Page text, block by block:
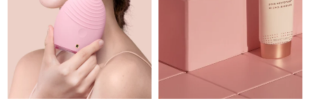
Singapur 8/11/26
Eslovaquia 8/9/26
Eslovenia Entrega prevista 8/9/26